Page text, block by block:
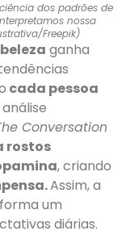
dos padrões de
nossa
Freepik)
ganha
cada pessoa
Conversation
rostos
, criando
Assim, a
um
diárias.